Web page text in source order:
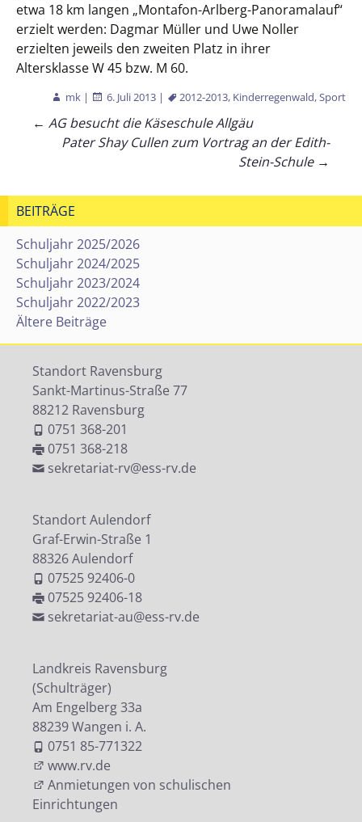
etwa 18 km langen „Montafon-Arlberg-Panoramalauf“
erzielt werden: Dagmar Müller und Uwe Noller
erzielten jeweils den zweiten Platz in ihrer
Altersklasse W 45 bzw. M 60.
mk | 6. Juli 2013 | 2012-2013, Kinderregenwald,Sport
Beitragsnavigation
← AG besucht die Käseschule Allgäu
Pater Shay Cullen zum Vortrag an der Edith-
Stein-Schule →
BEITRÄGE
Schuljahr 2025/2026
Schuljahr 2024/2025
Schuljahr 2023/2024
Schuljahr 2022/2023
Ältere Beiträge
Standort Ravensburg
Sankt-Martinus-Straße 77
88212 Ravensburg
0751 368-201
0751 368-218
sekretariat-rv@ess-rv.de
Standort Aulendorf
Graf-Erwin-Straße 1
88326 Aulendorf
07525 92406-0
07525 92406-18
sekretariat-au@ess-rv.de
Landkreis Ravensburg
(Schulträger)
Am Engelberg 33a
88239 Wangen i. A.
0751 85-771322
www.rv.de
Anmietungen von schulischen
Einrichtungen